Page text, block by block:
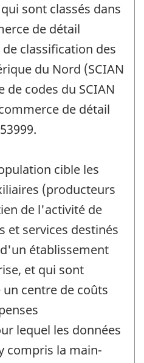
sont classés dans
de détail
classification des
du Nord (SCIAN
de codes du SCIAN
de détail
cible les
(producteurs
de l'activité de
et services destinés
établissement
et qui sont
centre de coûts
lequel les données
compris la main-